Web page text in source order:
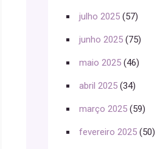
julho 2025 (57)
junho 2025 (75)
maio 2025 (46)
abril 2025 (34)
março 2025 (59)
fevereiro 2025 (50)